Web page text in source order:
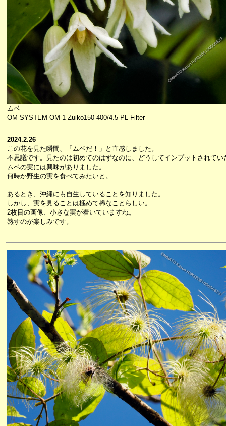
ムベ
OM SYSTEM OM-1 Zuiko150-400/4.5 PL-Filter
2024.2.26
この花を見た瞬間、「ムベだ！」と直感しました。
不思議です。見たのは初めてのはずなのに、どうしてインプットされてい
ムベの実には興味がありました。
何時か野生の実を食べてみたいと。
あるとき、沖縄にも自生していることを知りました。
しかし、実を見ることは極めて稀なことらしい。
2枚目の画像、小さな実が着いていますね。
熟すのが楽しみです。